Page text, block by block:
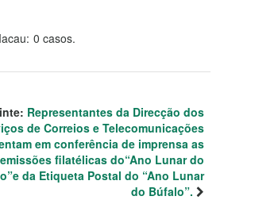
0 casos.
Representantes da Direcção dos
de Correios e Telecomunicações
em conferência de imprensa as
emissões filatélicas do“Ano Lunar do
da Etiqueta Postal do “Ano Lunar
do Búfalo”.